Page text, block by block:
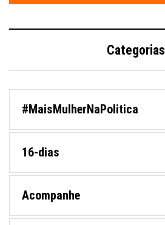
Categorias
#MaisMulherNaPolitica
16-dias
Acompanhe